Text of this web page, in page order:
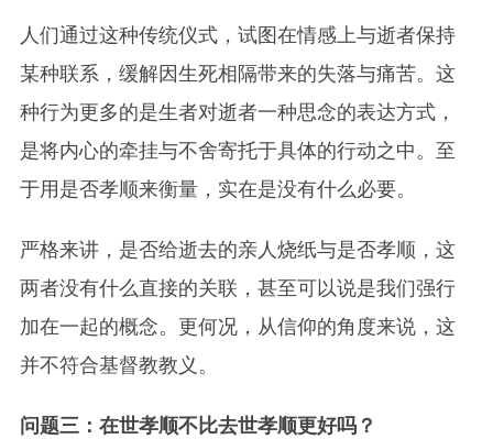
人们通过这种传统仪式，试图在情感上与逝者保持
某种联系，缓解因生死相隔带来的失落与痛苦。这
种行为更多的是生者对逝者一种思念的表达方式，
是将内心的牵挂与不舍寄托于具体的行动之中。至
于用是否孝顺来衡量，实在是没有什么必要。
严格来讲，是否给逝去的亲人烧纸与是否孝顺，这
两者没有什么直接的关联，甚至可以说是我们强行
加在一起的概念。更何况，从信仰的角度来说，这
并不符合基督教教义。
问题三：在世孝顺不比去世孝顺更好吗？